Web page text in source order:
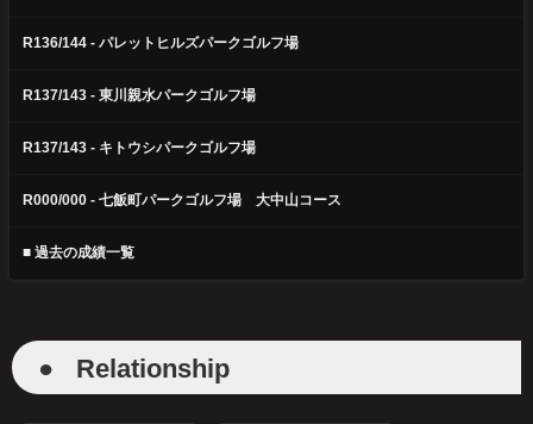
R136/144 - パレットヒルズパークゴルフ場
R137/143 - 東川親水パークゴルフ場
R137/143 - キトウシパークゴルフ場
R000/000 - 七飯町パークゴルフ場 大中山コース
■ 過去の成績一覧
● Relationship